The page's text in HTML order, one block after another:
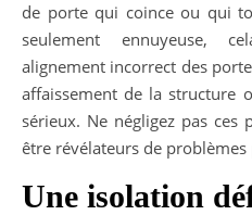
de porte qui coince ou qui
seulement ennuyeuse,
alignement incorrect des
affaissement de la structure
sérieux. Ne négligez pas ces
être révélateurs de problèmes
Une isolation